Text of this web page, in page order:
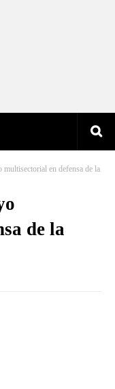
multisectorial en defensa de la
de la